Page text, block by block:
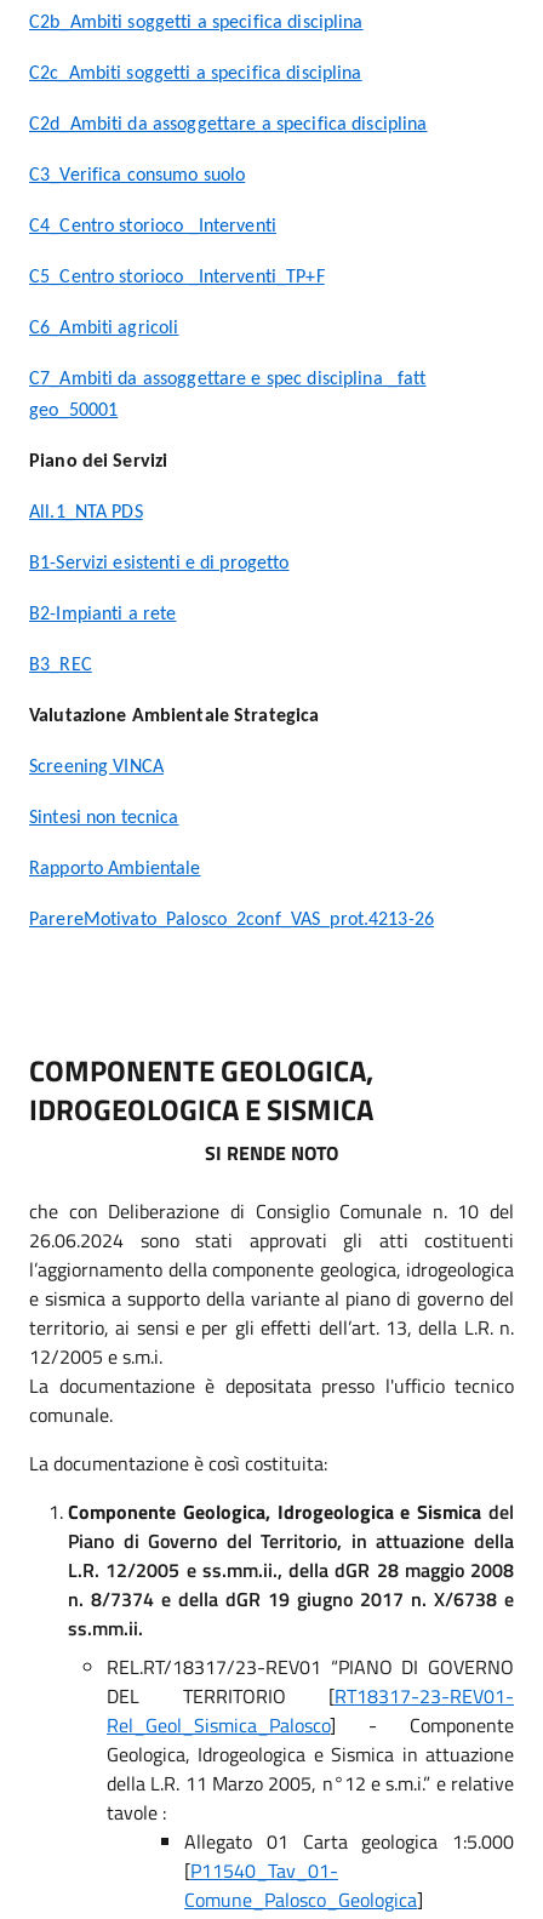
C2b_Ambiti soggetti a specifica disciplina
C2c_Ambiti soggetti a specifica disciplina
C2d_Ambiti da assoggettare a specifica disciplina
C3_Verifica consumo suolo
C4_Centro storioco _Interventi
C5_Centro storioco _Interventi_TP+F
C6_Ambiti agricoli
C7_Ambiti da assoggettare e spec disciplina _fatt
geo_50001
Piano dei Servizi
All.1_NTA PDS
B1-Servizi esistenti e di progetto
B2-Impianti a rete
B3_REC
Valutazione Ambientale Strategica
Screening VINCA
Sintesi non tecnica
Rapporto Ambientale
ParereMotivato_Palosco_2conf_VAS_prot.4213-26
COMPONENTE GEOLOGICA,
IDROGEOLOGICA E SISMICA
SI RENDE NOTO
che con Deliberazione di Consiglio Comunale n. 10 del
26.06.2024 sono stati approvati gli atti costituenti
l’aggiornamento della componente geologica, idrogeologica
e sismica a supporto della variante al piano di governo del
territorio, ai sensi e per gli effetti dell’art. 13, della L.R. n.
12/2005 e s.m.i.
La documentazione è depositata presso l'ufficio tecnico
comunale.
La documentazione è così costituita:
Componente Geologica, Idrogeologica e Sismica del
Piano di Governo del Territorio, in attuazione della
L.R. 12/2005 e ss.mm.ii., della dGR 28 maggio 2008
n. 8/7374 e della dGR 19 giugno 2017 n. X/6738 e
ss.mm.ii.
REL.RT/18317/23-REV01 “PIANO DI GOVERNO
DEL TERRITORIO [RT18317-23-REV01-
Rel_Geol_Sismica_Palosco] - Componente
Geologica, Idrogeologica e Sismica in attuazione
della L.R. 11 Marzo 2005, n°12 e s.m.i.” e relative
tavole :
Allegato 01 Carta geologica 1:5.000
[P11540_Tav_01-
Comune_Palosco_Geologica]